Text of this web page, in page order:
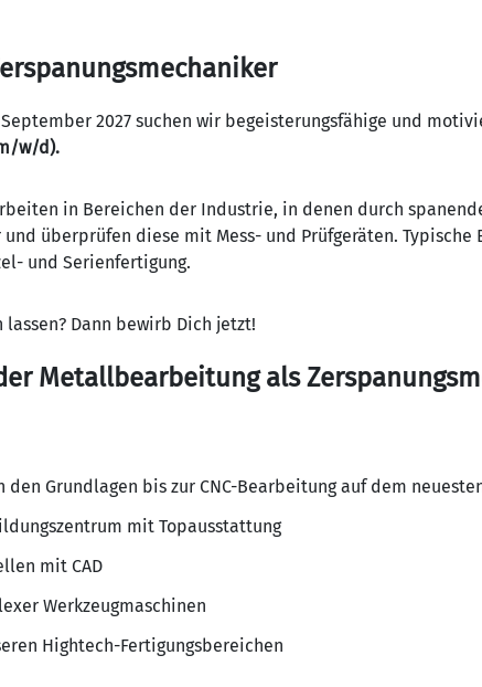
2027 suchen wir begeisterungsfähige und
w/d).
in Bereichen der Industrie, in denen durch
überprüfen diese mit Mess- und Prüfgeräten. Typische
und Serienfertigung.
Dann bewirb Dich jetzt!
Metallbearbeitung als
den Grundlagen bis zur CNC-Bearbeitung auf dem
mit Topausstattung
mit CAD
Werkzeugmaschinen
Hightech-Fertigungsbereichen